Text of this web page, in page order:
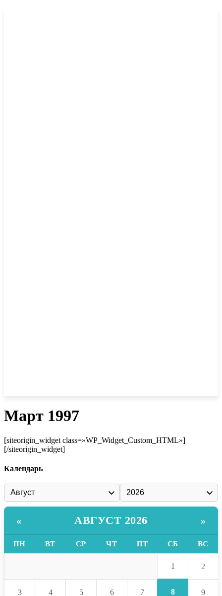
Март 1997
[siteorigin_widget class=»WP_Widget_Custom_HTML»]
[/siteorigin_widget]
Календарь
« АВГУСТ 2026 »
ПН ВТ СР ЧТ ПТ СБ ВС
1 2
3 4 5 6 7 8 9